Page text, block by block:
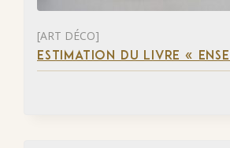
[ART DÉCO]
ESTIMATION DU LIVRE «